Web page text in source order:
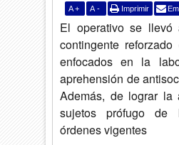
A + A - Imprimir
El operativo se
contingente
enfocados en la
aprehensión de
Además, de lograr la
sujetos prófugo
órdenes vigentes